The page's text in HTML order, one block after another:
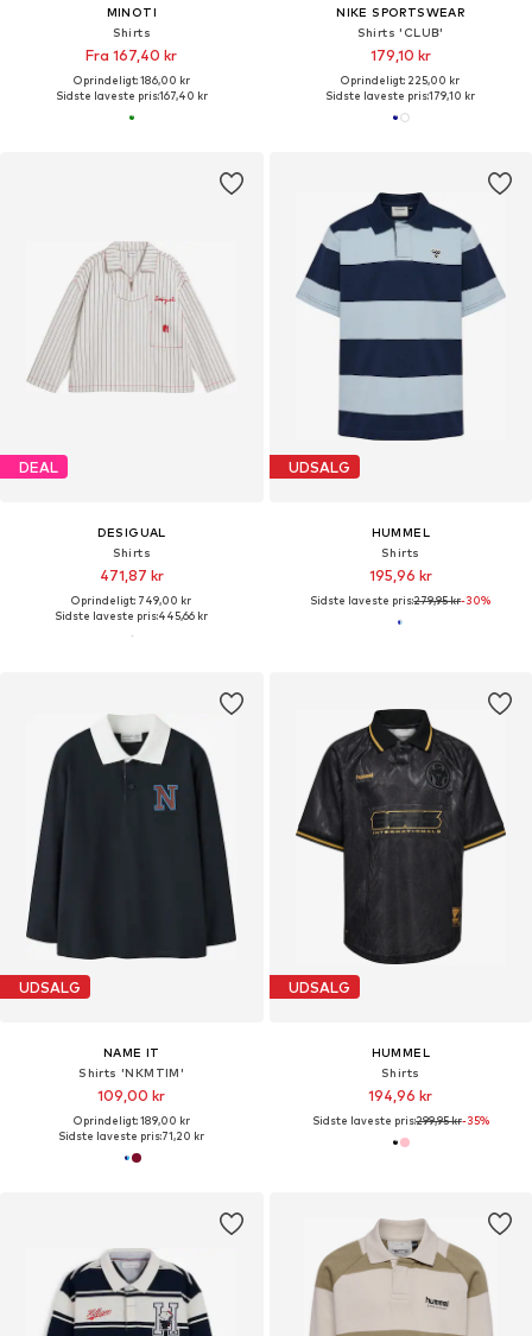
MINOTI
Shirts
Fra 167,40 kr
Oprindeligt: 186,00 kr
Sidste laveste pris:167,40 kr
NIKE SPORTSWEAR
Shirts 'CLUB'
179,10 kr
Oprindeligt: 225,00 kr
Sidste laveste pris:179,10 kr
DEAL
DESIGUAL
Shirts
471,87 kr
Oprindeligt: 749,00 kr
Sidste laveste pris:445,66 kr
UDSALG
HUMMEL
Shirts
195,96 kr
Sidste laveste pris:279,95 kr-30%
UDSALG
NAME IT
Shirts 'NKMTIM'
109,00 kr
Oprindeligt: 189,00 kr
Sidste laveste pris:71,20 kr
UDSALG
HUMMEL
Shirts
194,96 kr
Sidste laveste pris:299,95 kr-35%